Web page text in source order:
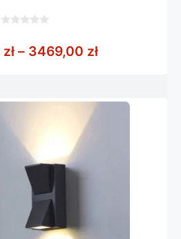
5zł – 3469,00 złZakres cen: